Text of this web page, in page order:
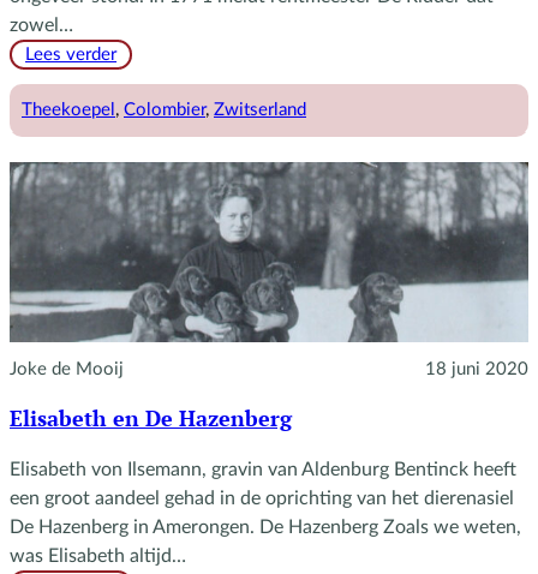
zowel…
Lees verder:
theekoepel
Theekoepel , Colombier, Zwitserland
Joke de Mooij 18 juni 2020
Elisabeth en De Hazenberg
Elisabeth von Ilsemann, gravin van Aldenburg Bentinck heeft
een groot aandeel gehad in de oprichting van het dierenasiel
De Hazenberg in Amerongen. De Hazenberg Zoals we weten,
was Elisabeth altijd…